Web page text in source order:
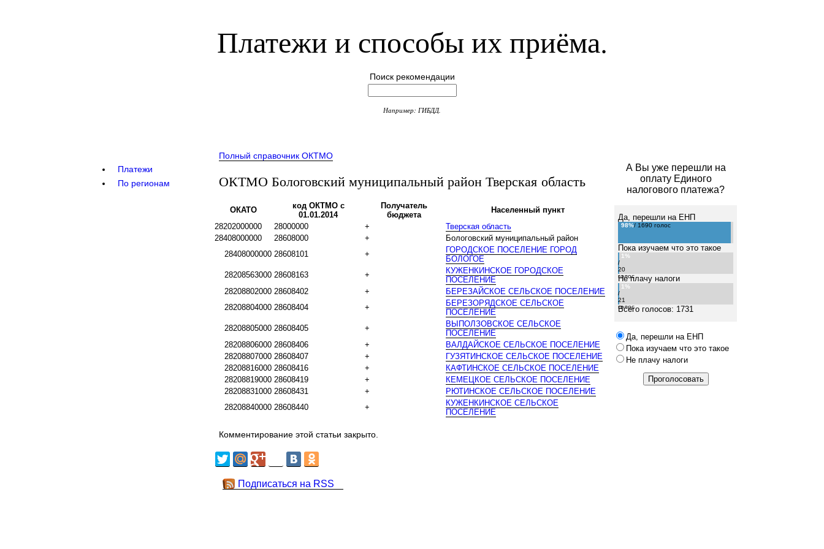
Платежи и способы их приёма.
Поиск рекомендации
Например: ГИБДД.
Платежи
По регионам
А Вы уже перешли на
оплату Единого
налогового платежа?
Да, перешли на ЕНП
98%/ 1690 голос
Пока изучаем что это такое
1%
/
20
голос
Не плачу налоги
1%
/
21
голос
Всего голосов: 1731
Да, перешли на ЕНП
Пока изучаем что это такое
Не плачу налоги
Полный справочник ОКТМО
ОКТМО Бологовский муниципальный район Тверская область
ОКАТО
код ОКТМО с
01.01.2014
Получатель
бюджета
Населенный пункт
28202000000
28000000 +
Тверская область
28408000000
28608000 +
Бологовский муниципальный район
28408000000 28608101 +
ГОРОДСКОЕ ПОСЕЛЕНИЕ ГОРОД
БОЛОГОЕ
28208563000 28608163 +
КУЖЕНКИНСКОЕ ГОРОДСКОЕ
ПОСЕЛЕНИЕ
28208802000 28608402 +
БЕРЕЗАЙСКОЕ СЕЛЬСКОЕ ПОСЕЛЕНИЕ
28208804000 28608404 +
БЕРЕЗОРЯДСКОЕ СЕЛЬСКОЕ
ПОСЕЛЕНИЕ
28208805000 28608405 +
ВЫПОЛЗОВСКОЕ СЕЛЬСКОЕ
ПОСЕЛЕНИЕ
28208806000 28608406 +
ВАЛДАЙСКОЕ СЕЛЬСКОЕ ПОСЕЛЕНИЕ
28208807000 28608407 +
ГУЗЯТИНСКОЕ СЕЛЬСКОЕ ПОСЕЛЕНИЕ
28208816000 28608416 +
КАФТИНСКОЕ СЕЛЬСКОЕ ПОСЕЛЕНИЕ
28208819000 28608419 +
КЕМЕЦКОЕ СЕЛЬСКОЕ ПОСЕЛЕНИЕ
28208831000 28608431 +
РЮТИНСКОЕ СЕЛЬСКОЕ ПОСЕЛЕНИЕ
28208840000 28608440 +
КУЖЕНКИНСКОЕ СЕЛЬСКОЕ
ПОСЕЛЕНИЕ
Комментирование этой статьи закрыто.
Подписаться на RSS